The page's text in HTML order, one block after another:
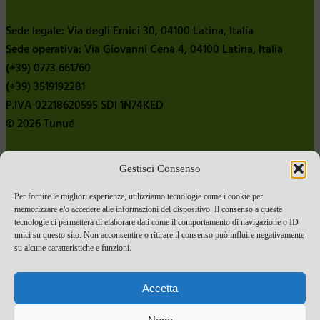
Gestisci Consenso
Per fornire le migliori esperienze, utilizziamo tecnologie come i cookie per
memorizzare e/o accedere alle informazioni del dispositivo. Il consenso a queste
tecnologie ci permetterà di elaborare dati come il comportamento di navigazione o ID
unici su questo sito. Non acconsentire o ritirare il consenso può influire negativamente
su alcune caratteristiche e funzioni.
Accetta
Sede legale: Via degli Ernici 30, 04100 Latina, Italia
Sede operativa: Via Giovanni Cena 4, 04100 Latina, Italia
(+39) 0773 661760
(+39) 3519192281
P.IVA 02218620595 SDI 1N74KED
© 2026 Tunué
Contatti
Pubblica con noi
Termini e condizioni e-commerce
Spese di spedizione
Privacy Policy